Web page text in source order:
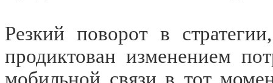
Резкий поворот в
продиктован изменением
мобильной связи в тот